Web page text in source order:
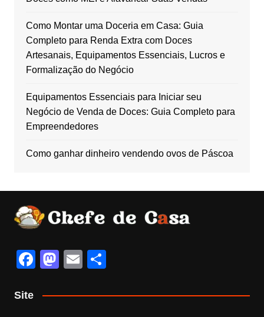
Como Montar uma Doceria em Casa: Guia
Completo para Renda Extra com Doces
Artesanais, Equipamentos Essenciais, Lucros e
Formalização do Negócio
Equipamentos Essenciais para Iniciar seu
Negócio de Venda de Doces: Guia Completo para
Empreendedores
Como ganhar dinheiro vendendo ovos de Páscoa
F
c
M
st
E
ail ar
Site